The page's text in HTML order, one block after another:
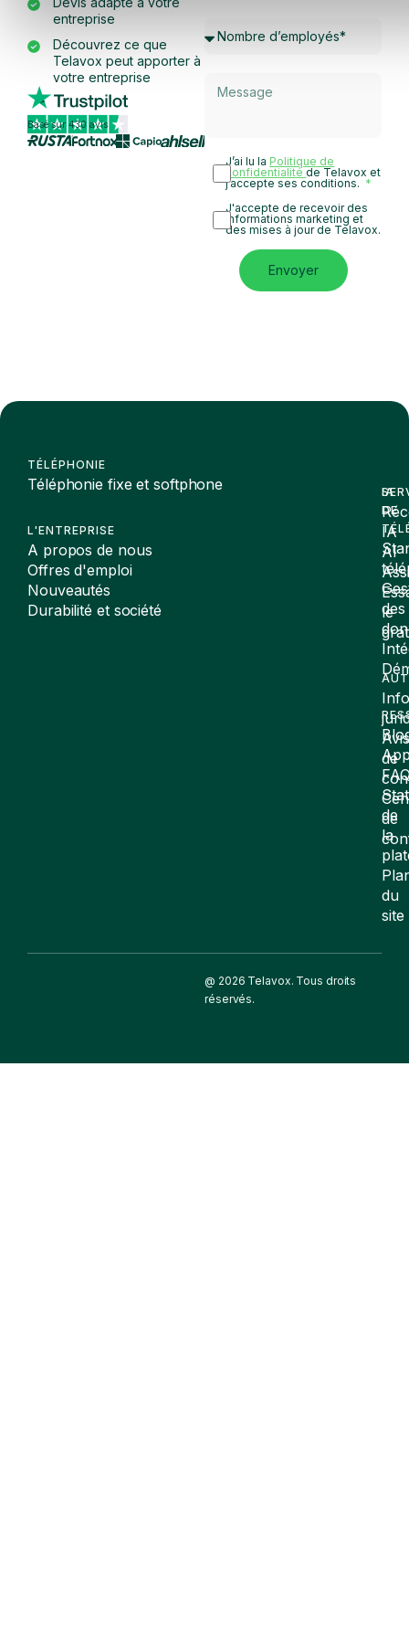
entreprise
Découvrez ce que
Telavox peut apporter à
votre entreprise
Basé sur 430 avis
J’ai lu la Politique de
confidentialitéde Telavox et
j’accepte ses conditions.
J'accepte de recevoir des
informations marketing et
des mises à jour de Telavox.
Envoyer
TÉLÉPHONIE
Téléphonie fixe et softphone
L'ENTREPRISE
A propos de nous
Offres d'emploi
Nouveautés
Durabilité et société
DE
des
de
la
du
site
IA
IA
AI
le
Avis
de
de
@ 2026 Telavox. Tous droits
réservés.